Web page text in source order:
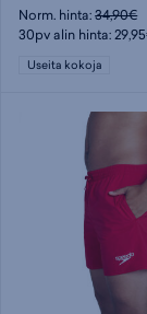
Norm. hinta:34,90€
30pv alin hinta:
Useita kokoja